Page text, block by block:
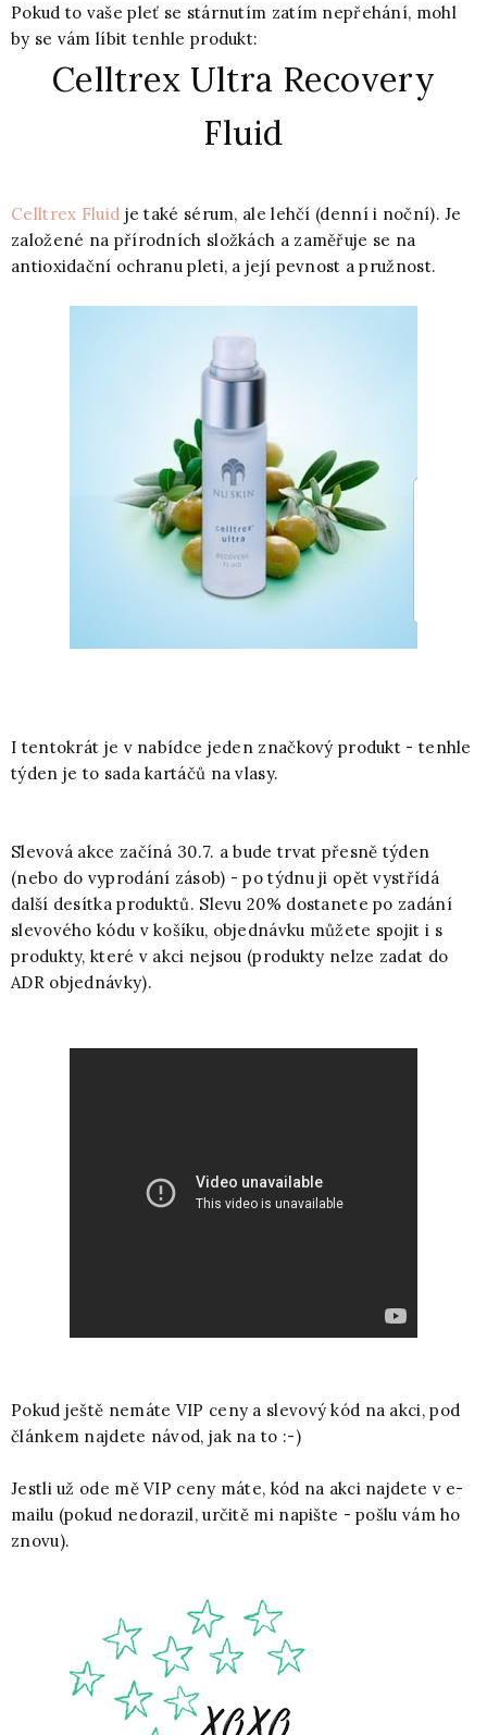
Pokud to vaše pleť se stárnutím zatím nepřehání, mohl
by se vám líbit tenhle produkt:
Celltrex Ultra Recovery
Fluid
Celltrex Fluid je také sérum, ale lehčí (denní i noční). Je
založené na přírodních složkách a zaměřuje se na
antioxidační ochranu pleti, a její pevnost a pružnost.
I tentokrát je v nabídce jeden značkový produkt - tenhle
týden je to sada kartáčů na vlasy.
Slevová akce začíná 30.7. a bude trvat přesně týden
(nebo do vyprodání zásob) - po týdnu ji opět vystřídá
další desítka produktů. Slevu 20% dostanete po zadání
slevového kódu v košíku, objednávku můžete spojit i s
produkty, které v akci nejsou (produkty nelze zadat do
ADR objednávky).
Pokud ještě nemáte VIP ceny a slevový kód na akci, pod
článkem najdete návod, jak na to :-)
Jestli už ode mě VIP ceny máte, kód na akci najdete v e-
mailu (pokud nedorazil, určitě mi napište - pošlu vám ho
znovu).